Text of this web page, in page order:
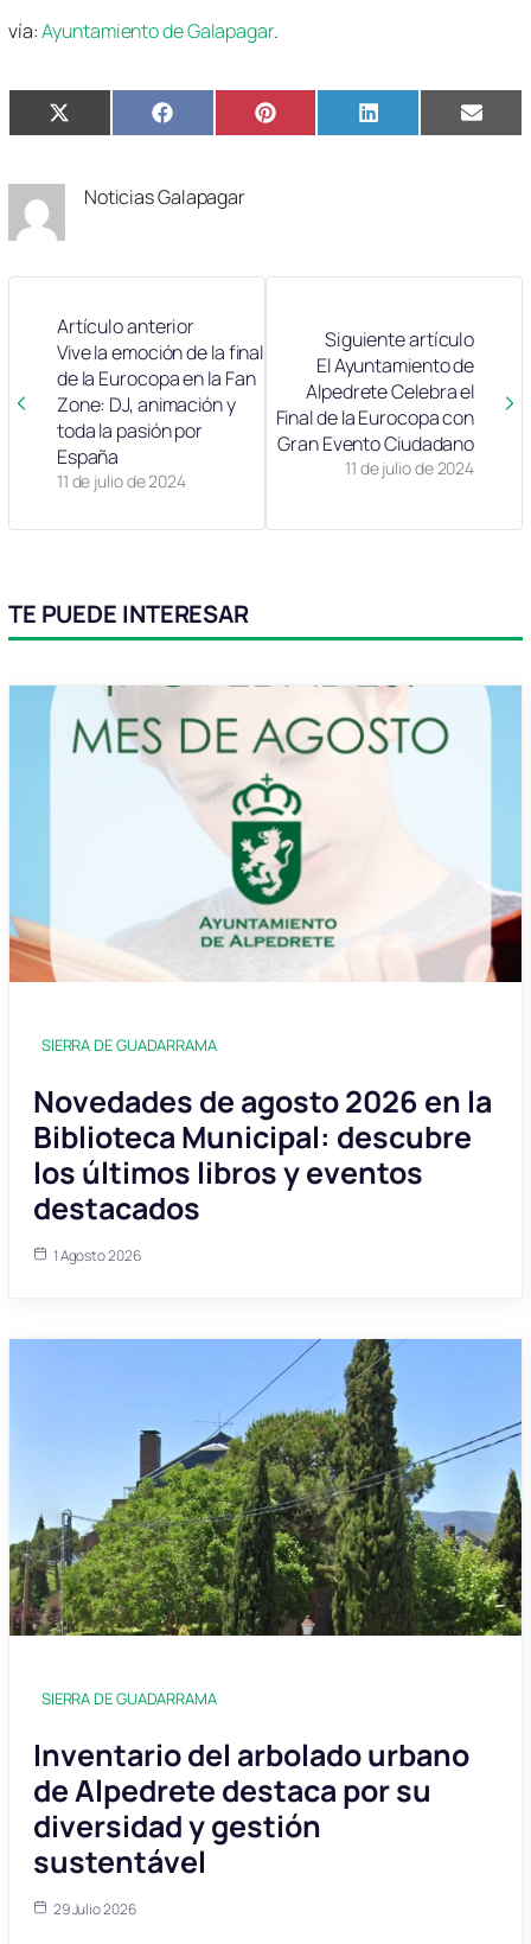
vía:Ayuntamiento de Galapagar.
Compartir
en
X
(Twitter)
Compartir
en
Facebook Compartir
en
Pinterest Compartir
en
LinkedIn
en
Email
Noticias Galapagar
Artículo anterior
11 de julio de 2024
Vive la emoción de la final
de la Eurocopa en la Fan
Zone: DJ, animación y
toda la pasión por
España
Siguiente artículo
11 de julio de 2024
El Ayuntamiento de
Alpedrete Celebra el
Final de la Eurocopa con
Gran Evento Ciudadano
TE PUEDE INTERESAR
SIERRA DE GUADARRAMA
Novedades de agosto 2026 en la
Biblioteca Municipal: descubre
los últimos libros y eventos
destacados
1 Agosto 2026
SIERRA DE GUADARRAMA
Inventario del arbolado urbano
de Alpedrete destaca por su
diversidad y gestión
sustentável
29 Julio 2026